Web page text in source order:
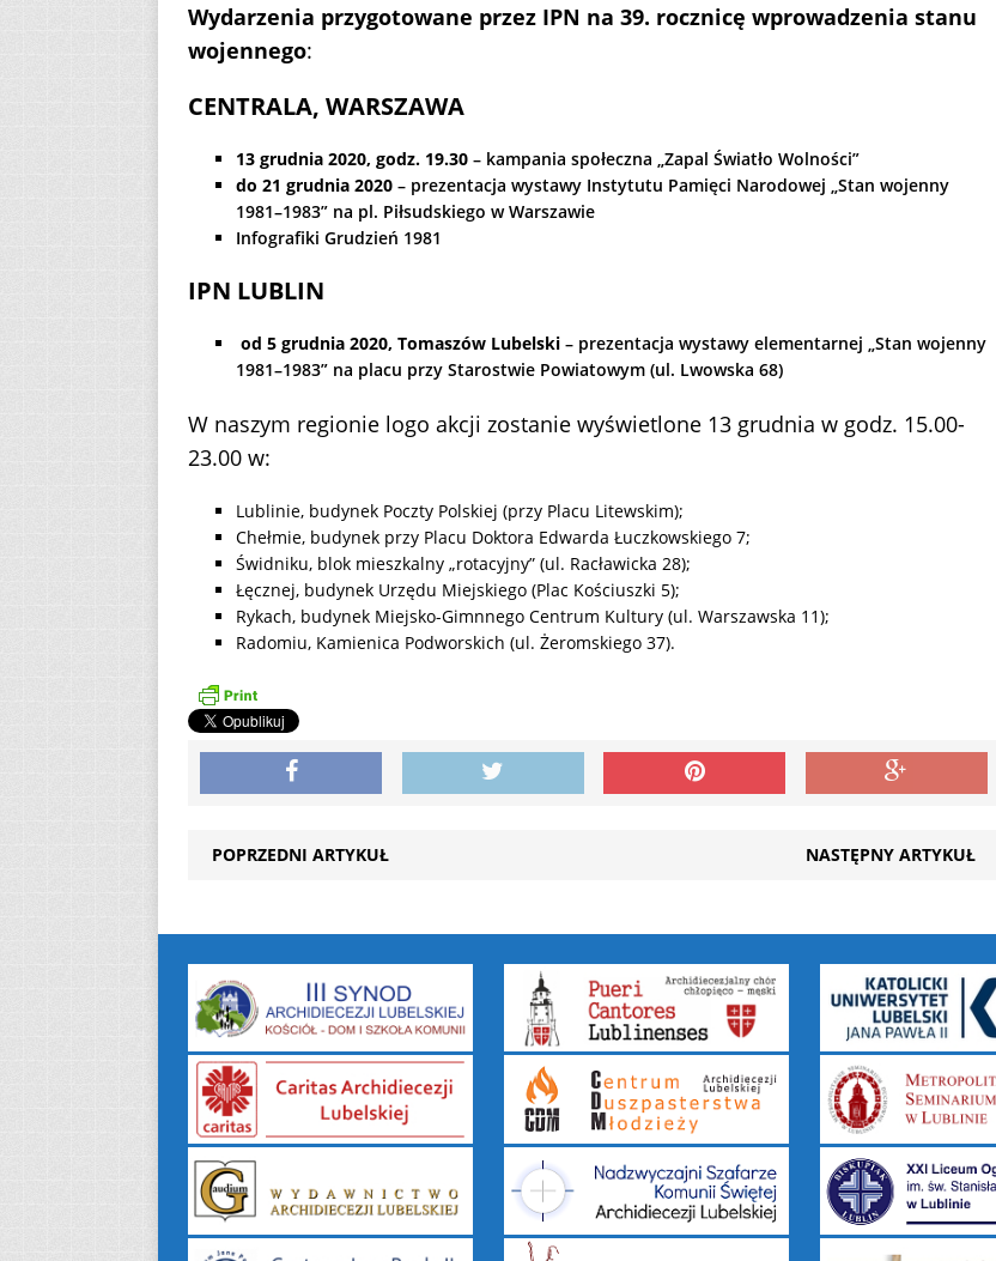
Wydarzenia przygotowane przez IPN na 39. rocznicę wprowadzenia stanu
wojennego:
CENTRALA, WARSZAWA
13 grudnia 2020, godz. 19.30 – kampania społeczna „Zapal Światło Wolności”
do 21 grudnia 2020 – prezentacja wystawy Instytutu Pamięci Narodowej „Stan wojenny
1981–1983” na pl. Piłsudskiego w Warszawie
Infografiki Grudzień 1981
IPN LUBLIN
od 5 grudnia 2020, Tomaszów Lubelski – prezentacja wystawy elementarnej „Stan wojenny
1981–1983” na placu przy Starostwie Powiatowym (ul. Lwowska 68)
W naszym regionie logo akcji zostanie wyświetlone 13 grudnia w godz. 15.00-
23.00 w:
Lublinie, budynek Poczty Polskiej (przy Placu Litewskim);
Chełmie, budynek przy Placu Doktora Edwarda Łuczkowskiego 7;
Świdniku, blok mieszkalny „rotacyjny” (ul. Racławicka 28);
Łęcznej, budynek Urzędu Miejskiego (Plac Kościuszki 5);
Rykach, budynek Miejsko-Gimnnego Centrum Kultury (ul. Warszawska 11);
Radomiu, Kamienica Podworskich (ul. Żeromskiego 37).
POPRZEDNI ARTYKUŁ NASTĘPNY ARTYKUŁ